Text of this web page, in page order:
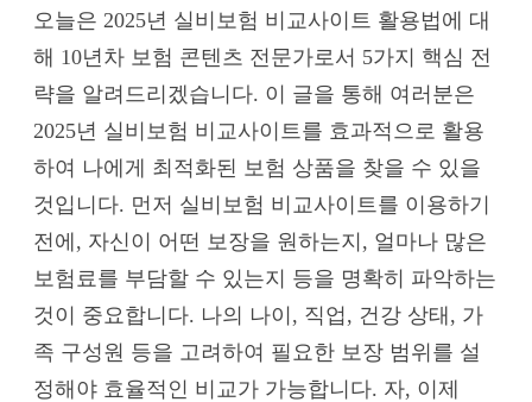
오늘은 2025년 실비보험 비교사이트 활용법에 대
해 10년차 보험 콘텐츠 전문가로서 5가지 핵심 전
략을 알려드리겠습니다. 이 글을 통해 여러분은
2025년 실비보험 비교사이트를 효과적으로 활용
하여 나에게 최적화된 보험 상품을 찾을 수 있을
것입니다. 먼저 실비보험 비교사이트를 이용하기
전에, 자신이 어떤 보장을 원하는지, 얼마나 많은
보험료를 부담할 수 있는지 등을 명확히 파악하는
것이 중요합니다. 나의 나이, 직업, 건강 상태, 가
족 구성원 등을 고려하여 필요한 보장 범위를 설
정해야 효율적인 비교가 가능합니다. 자, 이제